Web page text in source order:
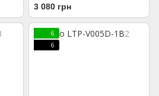
3 080 грн
6
6